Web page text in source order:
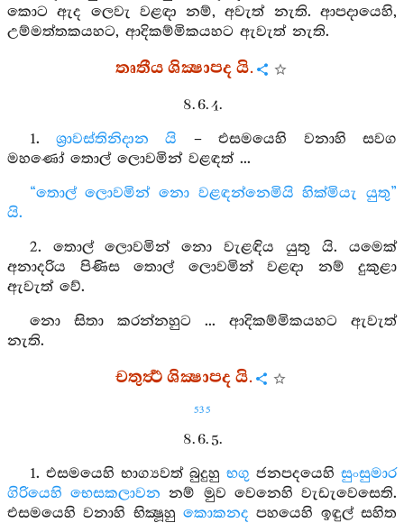
කොට ඇද ලෙවැ වළඳා නම්, අවැත් නැති. ආපදායෙහි,
උම්මත්තකයහට, ආදිකම්මිකයහට ඇවැත් නැති.
තෘතීය ශික්‍ෂාපද යි.
8. 6. 4.
1.ශ්‍රාවස්තිනිදාන යි – එසමයෙහි වනාහි සවග
මහණෝ තොල් ලොවමින් වළඳත් ...
“තොල් ලොවමින් නො වළඳන්නෙමියි හික්මියැ යුතු”
යි.
2. තොල් ලොවමින් නො වැළඳිය යුතු යි. යමෙක්
අනාදරිය පිණිස තොල් ලොවමින් වළඳා නම් දුකුළා
ඇවැත් වේ.
නො සිතා කරන්නහුට ... ආදිකම්මිකයහට ඇවැත්
නැති.
චතුර්‍ත්‍ථ ශික්‍ෂාපද යි.
535
8. 6. 5.
1. එසමයෙහි භාග්‍යවත් බුදුහු භගු ජනපදයෙහි සුංසුමාර
ගිරියෙහි භෙසකලාවන නම් මුව වෙනෙහි වැඩැවෙසෙති.
එසමයෙහි වනාහි භික්‍ෂූහු කොකනද පහයෙහි ඉඳුල් සහිත